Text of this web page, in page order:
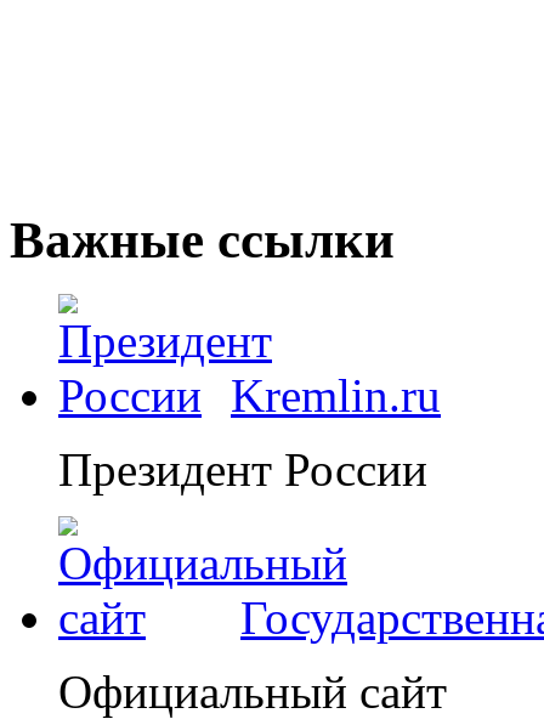
Важные ссылки
Kremlin.ru
Президент России
Официальный сайт